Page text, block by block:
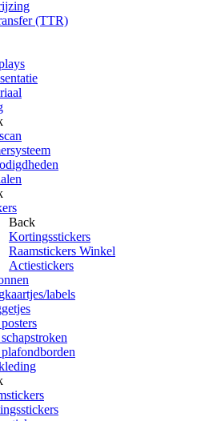
(TTR)
Back
Kortingsstickers
Raamstickers Winkel
Actiestickers
labels
plafondborden